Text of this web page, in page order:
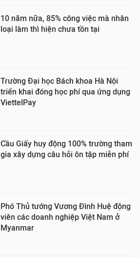
10 năm nữa, 85% công việc mà nhân
loại làm thì hiện chưa tồn tại
Trường Đại học Bách khoa Hà Nội
triển khai đóng học phí qua ứng dụng
ViettelPay
Cầu Giấy huy động 100% trường tham
gia xây dựng câu hỏi ôn tập miễn phí
Phó Thủ tướng Vương Đình Huệ động
viên các doanh nghiệp Việt Nam ở
Myanmar